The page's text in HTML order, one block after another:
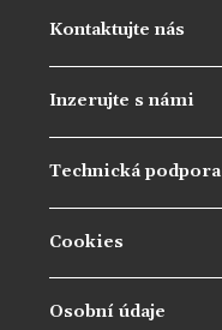
Kontaktujte nás
Inzerujte s námi
Technická podpora
Cookies
Osobní údaje